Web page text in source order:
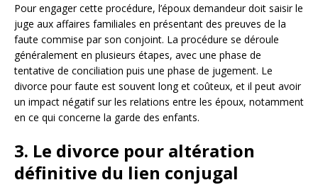
Pour engager cette procédure, l’époux demandeur doit saisir le
juge aux affaires familiales en présentant des preuves de la
faute commise par son conjoint. La procédure se déroule
généralement en plusieurs étapes, avec une phase de
tentative de conciliation puis une phase de jugement. Le
divorce pour faute est souvent long et coûteux, et il peut avoir
un impact négatif sur les relations entre les époux, notamment
en ce qui concerne la garde des enfants.
3. Le divorce pour altération
définitive du lien conjugal